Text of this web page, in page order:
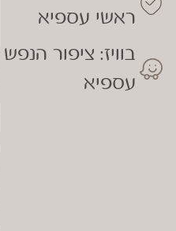
ראשי עספיא
בוויז: ציפור הנפש
עספיא